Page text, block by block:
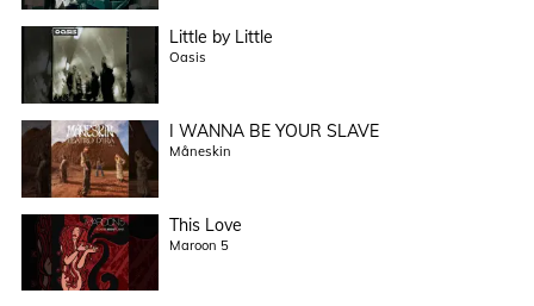
Little by Little
Oasis
I WANNA BE YOUR SLAVE
Måneskin
This Love
Maroon 5